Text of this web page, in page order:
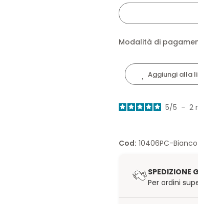
Modalità di
Aggiungi alla
5/5 - 2
Cod: 10406PC-Bianco
SPEDIZIONE
Per ordini